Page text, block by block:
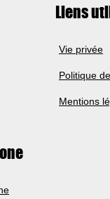
Liens
Vie privée
Politique
Mentions